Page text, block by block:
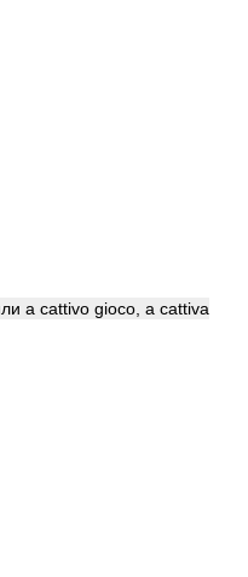
a cattivo gioco, a cattiva